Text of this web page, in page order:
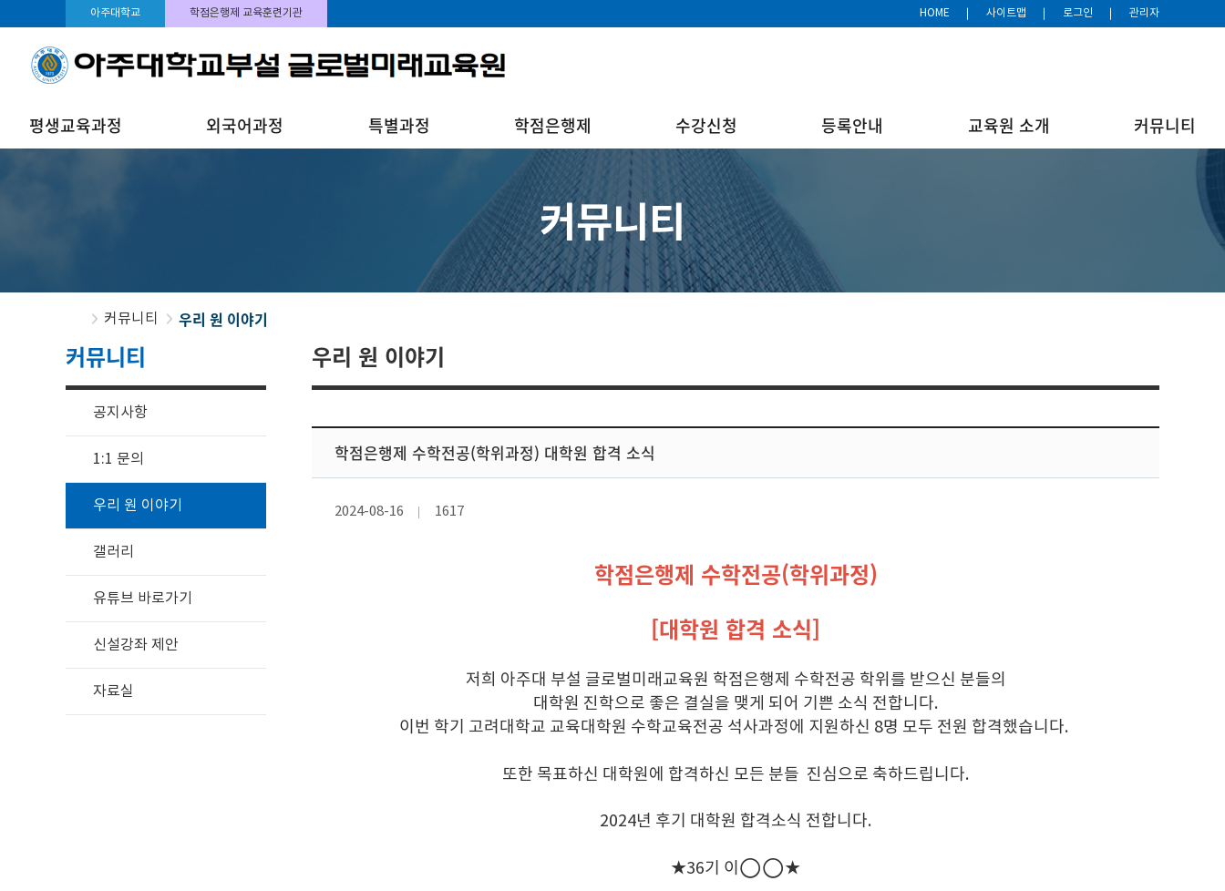
아주대학교 학점은행제 교육훈련기관 HOME 사이트맵 로그인 관리자
평생교육과정 외국어과정 특별과정 학점은행제 수강신청 등록안내 교육원 소개 커뮤니티
커뮤니티
커뮤니티 우리 원 이야기
커뮤니티
공지사항
1:1 문의
우리 원 이야기
갤러리
유튜브 바로가기
신설강좌 제안
자료실
우리 원 이야기
학점은행제 수학전공(학위과정) 대학원 합격 소식
2024-08-16 1617
학점은행제 수학전공(학위과정)
[대학원 합격 소식]
저희 아주대 부설 글로벌미래교육원 학점은행제 수학전공 학위를 받으신 분들의
대학원 진학으로 좋은 결실을 맺게 되어 기쁜 소식 전합니다.
이번 학기 고려대학교 교육대학원 수학교육전공 석사과정에 지원하신 8명 모두 전원 합격했습니다.
또한 목표하신 대학원에 합격하신 모든 분들 진심으로 축하드립니다.
2024년 후기 대학원 합격소식 전합니다.
★36기 이◯◯★